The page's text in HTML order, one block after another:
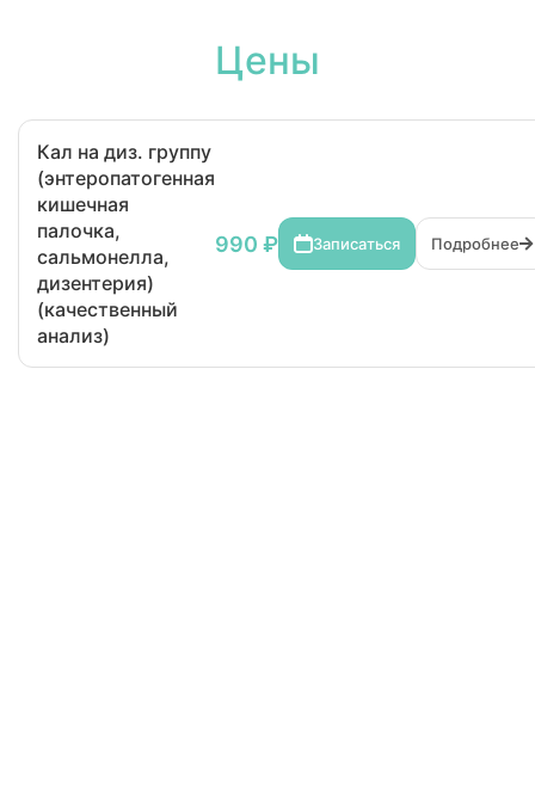
Цены
Кал на диз. группу
(энтеропатогенная
кишечная
палочка,
сальмонелла,
дизентерия)
(качественный
анализ)
990 ₽ Записаться Подробнее